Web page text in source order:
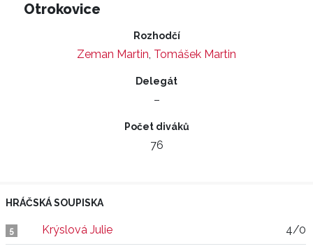
Otrokovice
Rozhodčí
Zeman Martin, Tomášek Martin
Delegát
–
Počet diváků
76
HRÁČSKÁ SOUPISKA
5 Krýslová Julie 4/0